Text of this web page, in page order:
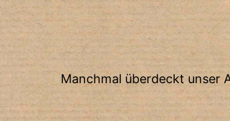
Manchmal überdeckt unser